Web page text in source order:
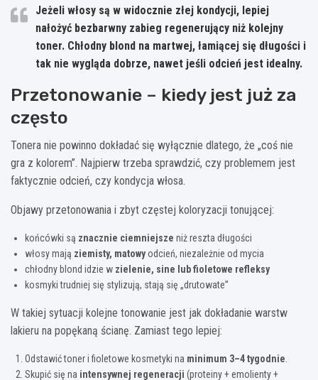
Jeżeli włosy są w widocznie złej kondycji, lepiej
nałożyć bezbarwny zabieg regenerujący niż kolejny
toner. Chłodny blond na martwej, łamiącej się długości i
tak nie wygląda dobrze, nawet jeśli odcień jest idealny.
Przetonowanie – kiedy jest już za
często
Tonera nie powinno dokładać się wyłącznie dlatego, że „coś nie
gra z kolorem”. Najpierw trzeba sprawdzić, czy problemem jest
faktycznie odcień, czy kondycja włosa.
Objawy przetonowania i zbyt częstej koloryzacji tonującej:
końcówki są znacznie ciemniejsze niż reszta długości
włosy mają ziemisty, matowyodcień, niezależnie od mycia
chłodny blond idzie w zielenie, sine lub fioletowe refleksy
kosmyki trudniej się stylizują, stają się „drutowate”
W takiej sytuacji kolejne tonowanie jest jak dokładanie warstw
lakieru na popękaną ścianę. Zamiast tego lepiej:
Odstawić toner i fioletowe kosmetyki na minimum 3–4 tygodnie
Skupić się na intensywnej regeneracji (proteiny + emolienty +